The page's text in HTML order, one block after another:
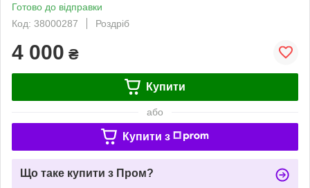
Готово до відправки
Код: 38000287
Роздріб
4 000 ₴
Купити
або
Купити з
Що таке купити з Пром?